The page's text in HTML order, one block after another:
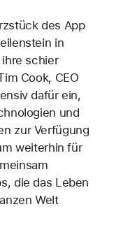
des App
in
schier
Cook, CEO
dafür ein,
und
zur Verfügung
weiterhin für
die das Leben
Welt